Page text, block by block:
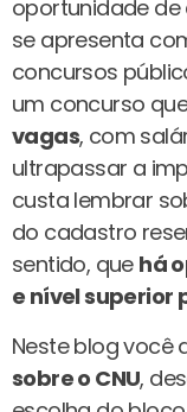
oportunidade de
se apresenta
concursos
um concurso
vagas, com
ultrapassar a
custa lembrar
do cadastro
sentido, que há
e nível superior
Neste blog você
sobre o CNU,